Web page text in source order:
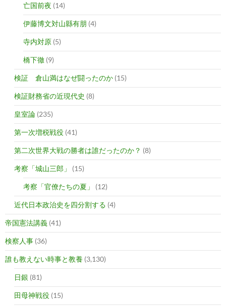
亡国前夜 (14)
伊藤博文対山縣有朋 (4)
寺内対原 (5)
橋下徹 (9)
検証 倉山満はなぜ闘ったのか (15)
検証財務省の近現代史 (8)
皇室論 (235)
第一次増税戦役 (41)
第二次世界大戦の勝者は誰だったのか？ (8)
考察「城山三郎」 (15)
考察「官僚たちの夏」 (12)
近代日本政治史を四分割する (4)
帝国憲法講義 (41)
検察人事 (36)
誰も教えない時事と教養 (3,130)
日銀 (81)
田母神戦役 (15)